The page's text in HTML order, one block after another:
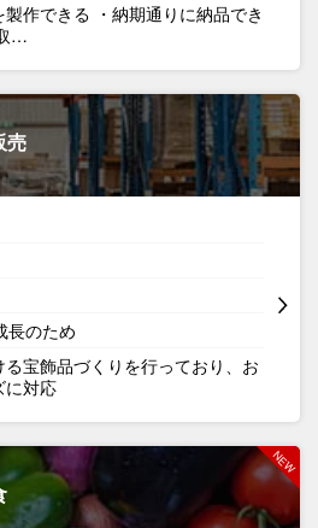
製作できる ・納期通りに納品でき
…
売
長のため
宝飾品づくりを行っており、お
に対応